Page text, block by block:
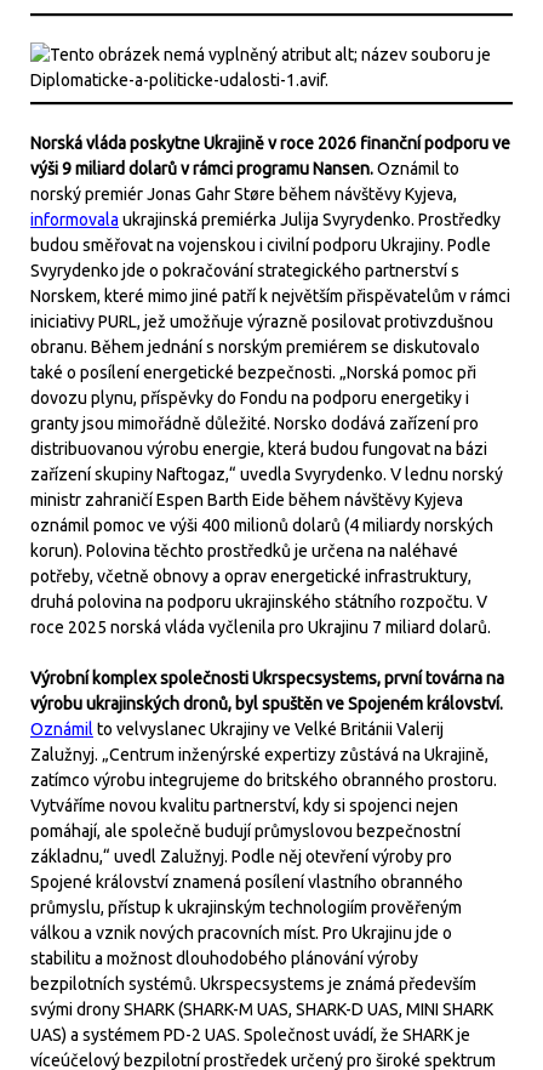
Norská vláda poskytne Ukrajině v roce 2026 finanční podporu ve
výši 9 miliard dolarů v rámci programu Nansen.Oznámil to
norský premiér Jonas Gahr Støre během návštěvy Kyjeva,
informovala ukrajinská premiérka Julija Svyrydenko. Prostředky
budou směřovat na vojenskou i civilní podporu Ukrajiny. Podle
Svyrydenko jde o pokračování strategického partnerství s
Norskem, které mimo jiné patří k největším přispěvatelům v rámci
iniciativy PURL, jež umožňuje výrazně posilovat protivzdušnou
obranu. Během jednání s norským premiérem se diskutovalo
také o posílení energetické bezpečnosti. „Norská pomoc při
dovozu plynu, příspěvky do Fondu na podporu energetiky i
granty jsou mimořádně důležité. Norsko dodává zařízení pro
distribuovanou výrobu energie, která budou fungovat na bázi
zařízení skupiny Naftogaz,“ uvedla Svyrydenko. V lednu norský
ministr zahraničí Espen Barth Eide během návštěvy Kyjeva
oznámil pomoc ve výši 400 milionů dolarů (4 miliardy norských
korun). Polovina těchto prostředků je určena na naléhavé
potřeby, včetně obnovy a oprav energetické infrastruktury,
druhá polovina na podporu ukrajinského státního rozpočtu. V
roce 2025 norská vláda vyčlenila pro Ukrajinu 7 miliard dolarů.
Výrobní komplex společnosti Ukrspecsystems, první továrna na
výrobu ukrajinských dronů, byl spuštěn ve Spojeném království.
Oznámil to velvyslanec Ukrajiny ve Velké Británii Valerij
Zalužnyj. „Centrum inženýrské expertizy zůstává na Ukrajině,
zatímco výrobu integrujeme do britského obranného prostoru.
Vytváříme novou kvalitu partnerství, kdy si spojenci nejen
pomáhají, ale společně budují průmyslovou bezpečnostní
základnu,“ uvedl Zalužnyj. Podle něj otevření výroby pro
Spojené království znamená posílení vlastního obranného
průmyslu, přístup k ukrajinským technologiím prověřeným
válkou a vznik nových pracovních míst. Pro Ukrajinu jde o
stabilitu a možnost dlouhodobého plánování výroby
bezpilotních systémů. Ukrspecsystems je známá především
svými drony SHARK (SHARK-M UAS, SHARK-D UAS, MINI SHARK
UAS) a systémem PD-2 UAS. Společnost uvádí, že SHARK je
víceúčelový bezpilotní prostředek určený pro široké spektrum